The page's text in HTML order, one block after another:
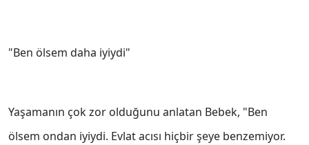
"Ben ölsem daha iyiydi"
Yaşamanın çok zor olduğunu anlatan Bebek, "Ben
ölsem ondan iyiydi. Evlat acısı hiçbir şeye benzemiyor.